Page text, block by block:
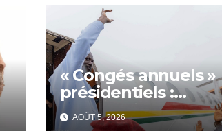
« Congés annuels »
présidentiels :
Doumbouya
s’envole,
AOÛT 5, 2026